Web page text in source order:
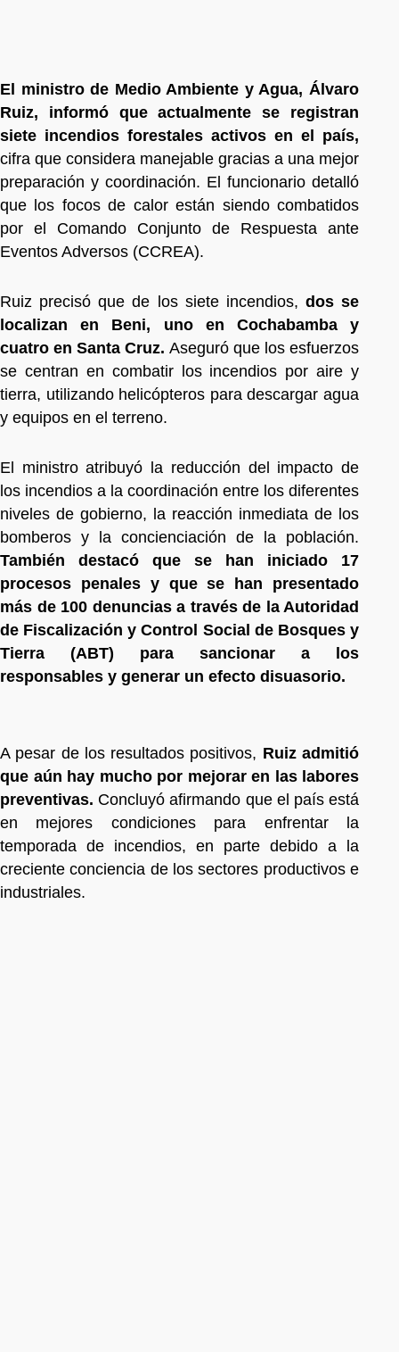
El ministro de Medio Ambiente y Agua, Álvaro
Ruiz, informó que actualmente se registran
siete incendios forestales activos en el país,
cifra que considera manejable gracias a una mejor
preparación y coordinación. El funcionario detalló
que los focos de calor están siendo combatidos
por el Comando Conjunto de Respuesta ante
Eventos Adversos (CCREA).
Ruiz precisó que de los siete incendios, dos se
localizan en Beni, uno en Cochabamba y
cuatro en Santa Cruz. Aseguró que los esfuerzos
se centran en combatir los incendios por aire y
tierra, utilizando helicópteros para descargar agua
y equipos en el terreno.
El ministro atribuyó la reducción del impacto de
los incendios a la coordinación entre los diferentes
niveles de gobierno, la reacción inmediata de los
bomberos y la concienciación de la población.
También destacó que se han iniciado 17
procesos penales y que se han presentado
más de 100 denuncias a través de la Autoridad
de Fiscalización y Control Social de Bosques y
Tierra (ABT) para sancionar a los
responsables y generar un efecto disuasorio.
A pesar de los resultados positivos, Ruiz admitió
que aún hay mucho por mejorar en las labores
preventivas. Concluyó afirmando que el país está
en mejores condiciones para enfrentar la
temporada de incendios, en parte debido a la
creciente conciencia de los sectores productivos e
industriales.